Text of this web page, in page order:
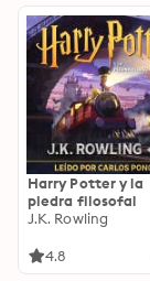
Harry Potter y la
piedra filosofal
J.K. Rowling
4.8